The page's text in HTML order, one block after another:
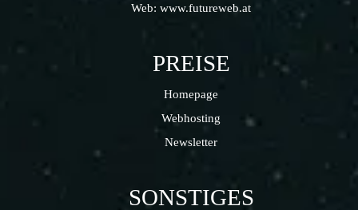
Web: www.futureweb.at
PREISE
Homepage
Webhosting
Newsletter
SONSTIGES